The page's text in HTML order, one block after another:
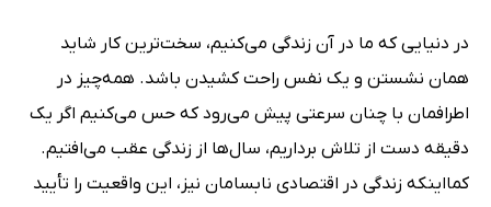
در دنیایی که ما در آن زندگی می‌کنیم، سخت‌ترین کار شاید
همان نشستن و یک نفس راحت کشیدن باشد. همه‌چیز در
اطرافمان با چنان سرعتی پیش می‌رود که حس می‌کنیم اگر یک
دقیقه دست از تلاش برداریم، سال‌ها از زندگی عقب می‌افتیم.
کمااینکه زندگی در اقتصادی نابسامان نیز، این واقعیت را تأیید